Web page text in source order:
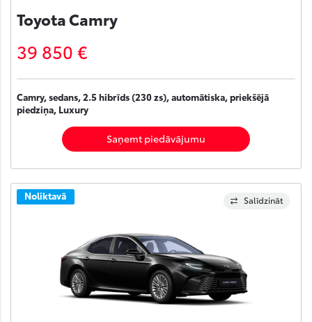
Toyota Camry
39 850 €
Camry, sedans, 2.5 hibrīds (230 zs), automātiska, priekšējā
piedziņa, Luxury
Saņemt piedāvājumu
Salīdzināt
Noliktavā